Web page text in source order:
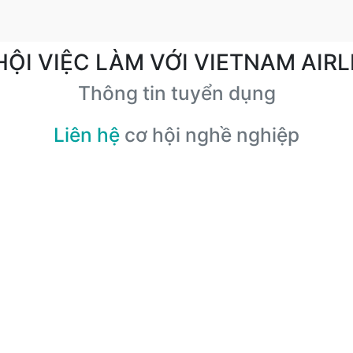
VIỆC LÀM VỚI VIETNAM
Thông tin tuyển dụng
Liên hệ cơ hội nghề nghiệp